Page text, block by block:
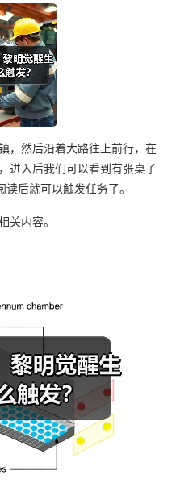
，然后沿着大路往上前行，在
进入后我们可以看到有张桌子
后就可以触发任务了。
关内容。